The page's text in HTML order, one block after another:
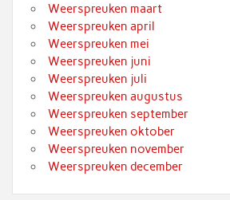
Weerspreuken maart
Weerspreuken april
Weerspreuken mei
Weerspreuken juni
Weerspreuken juli
Weerspreuken augustus
Weerspreuken september
Weerspreuken oktober
Weerspreuken november
Weerspreuken december